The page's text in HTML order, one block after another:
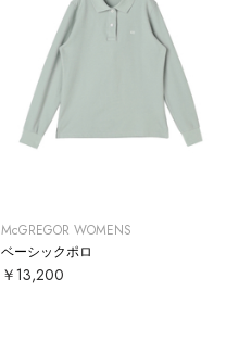
McGREGOR WOMENS
ベーシックポロ
￥13,200